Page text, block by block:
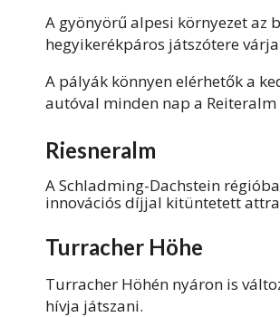
A gyönyörű alpesi környezet az
hegyikerékpáros játszótere
A pályák könnyen elérhetők a
autóval minden nap a
Riesneralm
A Schladming-Dachstein
innovációs díjjal kitüntetett
Turracher Höhe
Turracher Höhén nyáron is
hívja játszani.